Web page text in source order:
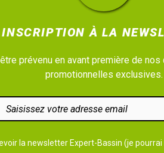
INSCRIPTION À LA
prévenu en avant première de
promotionnelles exclusives.
la newsletter Expert-Bassin (je